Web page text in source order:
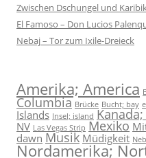
Zwischen Dschungel und Karibik
El Famoso – Don Lucios
Nebaj – Tor zum Ixile-Dreieck
Amerika; America
Columbia Brücke Bucht; bay
Islands Insel; island
NV Las Vegas Strip Mexiko
dawn Musik Müdigkeit
Nordamerika;